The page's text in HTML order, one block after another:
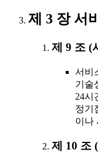
제 3 장 서
제 9 조 (
서비
기술
24시
정기
이나
제 10 조